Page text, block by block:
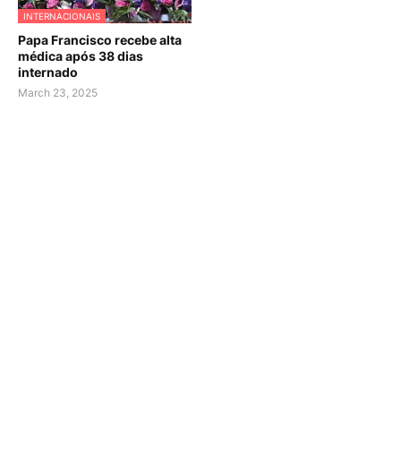
INTERNACIONAIS
Papa Francisco recebe alta
médica após 38 dias
internado
March 23, 2025